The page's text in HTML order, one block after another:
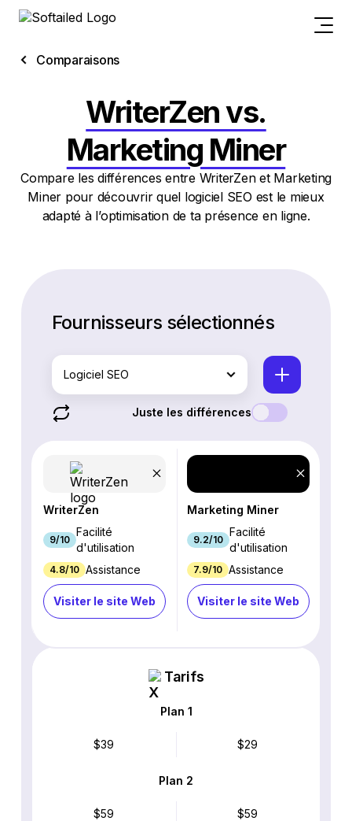
Comparaisons
WriterZen vs.
Marketing Miner
Compare les différences entre WriterZen et Marketing
Miner pour découvrir quel logiciel SEO est le mieux
adapté à l’optimisation de ta présence en ligne.
Fournisseurs sélectionnés
Logiciel SEO
Juste les différences
WriterZen
9/10
Facilité
d'utilisation
4.8/10 Assistance
Visiter le site Web
Marketing Miner
9.2/10
Facilité
d'utilisation
7.9/10 Assistance
Visiter le site Web
Tarifs
Plan 1
$39 $29
Plan 2
$59 $59